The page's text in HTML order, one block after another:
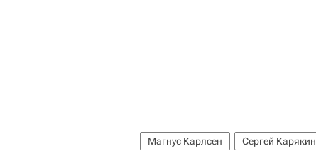
Магнус Карлсен Сергей Карякин